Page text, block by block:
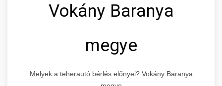
Vokány Baranya
megye
Melyek a teherautó bérlés előnyei? Vokány Baranya